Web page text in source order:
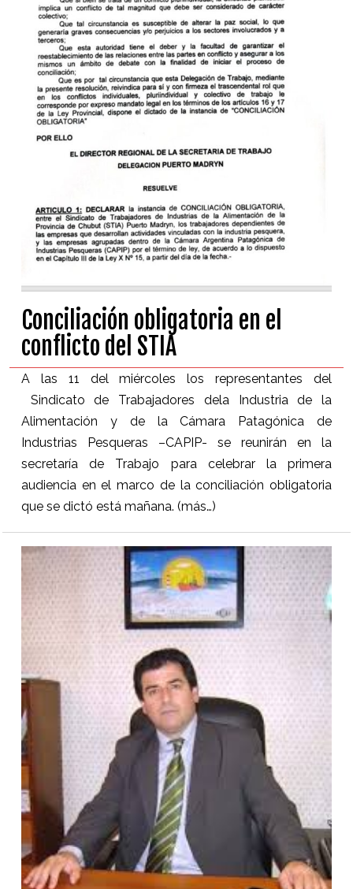
Conciliación obligatoria en el
conflicto del STIA
A las 11 del miércoles los representantes del
Sindicato de Trabajadores dela Industria de la
Alimentación y de la Cámara Patagónica de
Industrias Pesqueras –CAPIP- se reunirán en la
secretaría de Trabajo para celebrar la primera
audiencia en el marco de la conciliación obligatoria
que se dictó está mañana. (más…)